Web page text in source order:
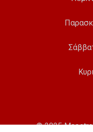
© 2025